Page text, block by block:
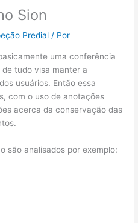
Sion
Predial / Por
uma conferência
tudo visa manter a
usuários. Então essa
com o uso de anotações
acerca da conservação das
são analisados por exemplo: